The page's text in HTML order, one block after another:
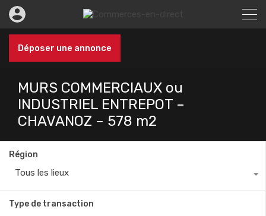
Déposer une annonce
MURS COMMERCIAUX ou
INDUSTRIEL ENTREPOT –
CHAVANOZ – 578 m2
Région
Tous les lieux
Type de transaction